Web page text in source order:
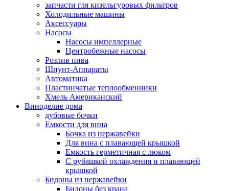
запчасти гля кизельгуровых фильтров
Холодильные машины
Аксессуары
Насосы
Насосы импеллерные
Центробежные насосы
Розлив пива
Шпунт-Аппараты
Автоматика
Пластинчатые теплообменники
Хмель Американский
Виноделие дома
дубовые бочки
Емкости для вина
Бочка из нержавейки
Для вина с плавающей крышкой
Емкость герметичная с люком
С рубашкой охлаждения и плавающей
крышкой
Бидоны из нержавейки
Бидоны без крана